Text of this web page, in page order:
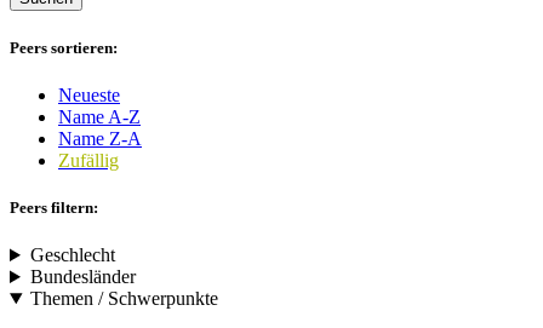
Peers sortieren:
Neueste
Name A-Z
Name Z-A
Zufällig
Peers filtern:
Geschlecht
Bundesländer
Themen / Schwerpunkte